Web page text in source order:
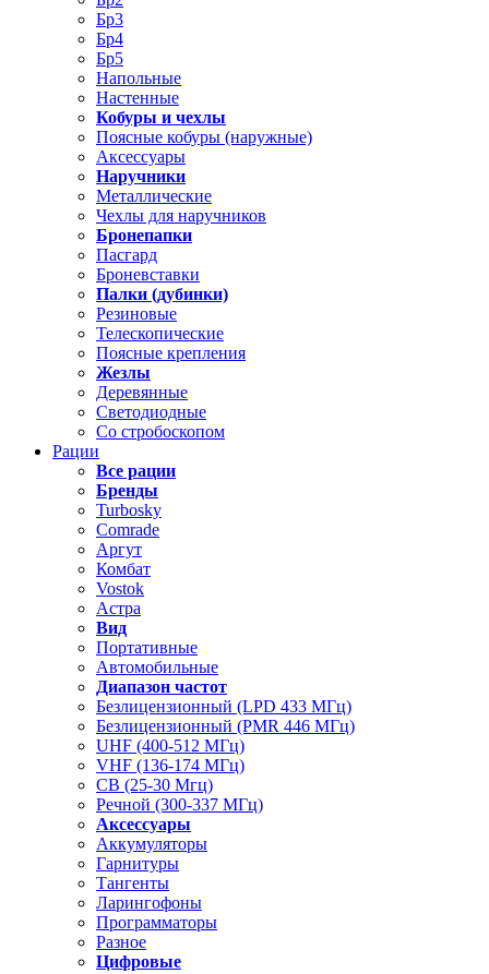
Бр3
Бр4
Бр5
Напольные
Настенные
Кобуры и чехлы
Поясные кобуры (наружные)
Аксессуары
Наручники
Металлические
Чехлы для наручников
Бронепапки
Пасгард
Броневставки
Палки (дубинки)
Резиновые
Телескопические
Поясные крепления
Жезлы
Деревянные
Светодиодные
Со стробоскопом
Рации
Все рации
Бренды
Turbosky
Comrade
Аргут
Комбат
Vostok
Астра
Вид
Портативные
Автомобильные
Диапазон частот
Безлицензионный (LPD 433 МГц)
Безлицензионный (PMR 446 МГц)
UHF (400-512 МГц)
VHF (136-174 МГц)
CB (25-30 Мгц)
Речной (300-337 МГц)
Аксессуары
Аккумуляторы
Гарнитуры
Тангенты
Ларингофоны
Программаторы
Разное
Цифровые